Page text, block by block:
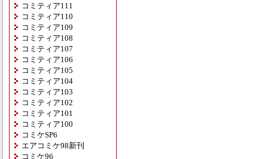
コミティア111
コミティア110
コミティア109
コミティア108
コミティア107
コミティア106
コミティア105
コミティア104
コミティア103
コミティア102
コミティア101
コミティア100
コミケSP6
エアコミケ98新刊
コミケ96